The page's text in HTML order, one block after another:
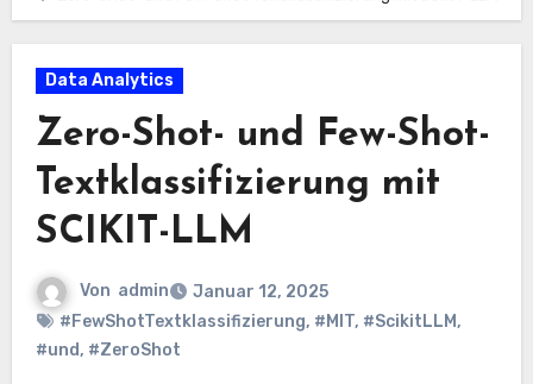
Data Analytics
Zero-Shot- und Few-Shot-
Textklassifizierung mit
SCIKIT-LLM
Von admin
Januar 12, 2025
#FewShotTextklassifizierung, #MIT, #ScikitLLM,
#und, #ZeroShot